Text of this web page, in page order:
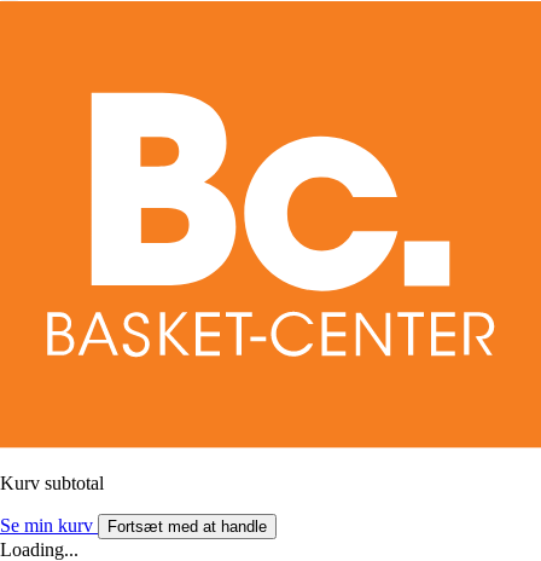
Kurv subtotal
Se min kurv Fortsæt med at handle
Loading...